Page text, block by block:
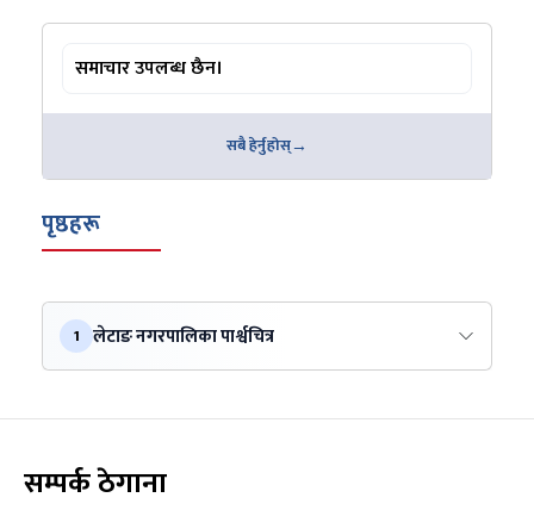
समाचार उपलब्ध छैन।
सबै हेर्नुहोस्
पृष्ठहरू
1 लेटाङ नगरपालिका पार्श्वचित्र
सम्पर्क ठेगाना